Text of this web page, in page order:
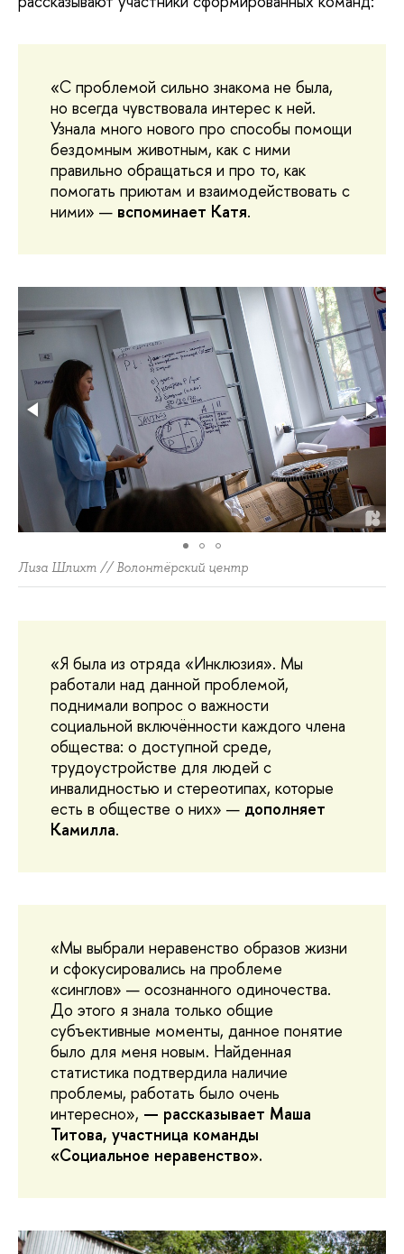
«С проблемой сильно знакома не была,
но всегда чувствовала интерес к ней.
Узнала много нового про способы помощи
бездомным животным, как с ними
правильно обращаться и про то, как
помогать приютам и взаимодействовать с
ними» — вспоминает Катя.
Лиза Шлихт // Волонтёрский центр
«Я была из отряда «Инклюзия». Мы
работали над данной проблемой,
поднимали вопрос о важности
социальной включённости каждого члена
общества: о доступной среде,
трудоустройстве для людей с
инвалидностью и стереотипах, которые
есть в обществе о них» — дополняет
Камилла.
«Мы выбрали неравенство образов жизни
и сфокусировались на проблеме
«синглов» — осознанного одиночества.
До этого я знала только общие
субъективные моменты, данное понятие
было для меня новым. Найденная
статистика подтвердила наличие
проблемы, работать было очень
интересно», — рассказывает Маша
Титова, участница команды
«Социальное неравенство».